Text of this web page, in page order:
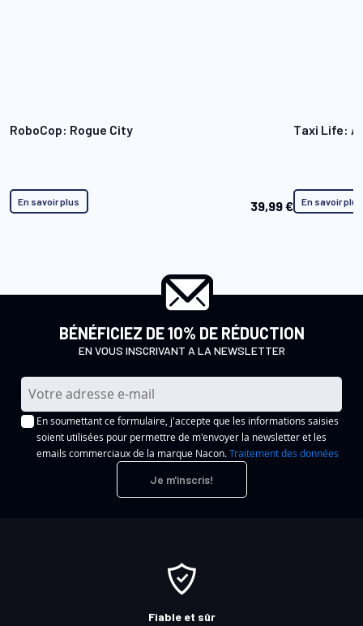
RoboCop: Rogue City
39,99 €
En savoir plus
Taxi Life:
En savoir plus
BÉNÉFICIEZ DE 10% DE RÉDUCTION
EN VOUS INSCRIVANT A LA NEWSLETTER
I
n
s
En soumettant ce formulaire, j'accepte que les informations saisies
soient utilisées pour permettre de m'envoyer la newsletter et les
emails commerciaux de la marque Nacon.Traitement des données
Je m'inscris!
Fiable et sûr